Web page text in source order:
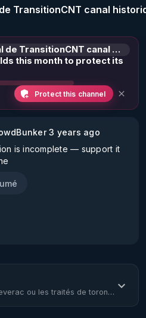
TransitionCNT canal
Conseil National de TransitionCNT canal historique
this month to protect its
Protect this channel
3 years ago
is incomplete — support it
et les faire valoir,
www.conseilnational.fr
être diffusé dans nos
traités de toronto de serge monast, vous allez tout ...